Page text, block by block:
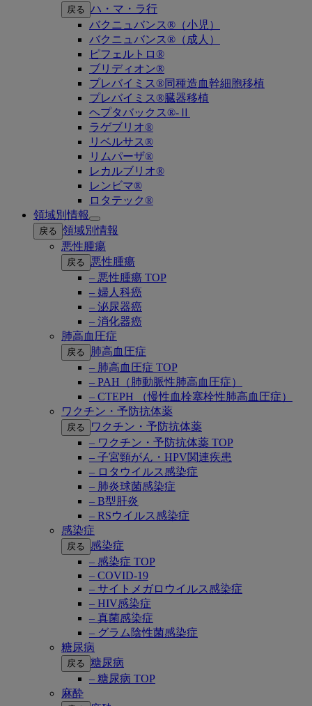
戻る ハ・マ・ラ行
バクニュバンス®（小児）
バクニュバンス®（成人）
ピフェルトロ®
ブリディオン®
プレバイミス®同種造血幹細胞移植
プレバイミス®臓器移植
ヘプタバックス®-Ⅱ
ラゲブリオ®
リベルサス®
リムパーザ®
レカルブリオ®
レンビマ®
ロタテック®
領域別情報
Open
submenu
戻る 領域別情報
悪性腫瘍
戻る
悪性腫瘍
– 悪性腫瘍 TOP
– 婦人科癌
– 泌尿器癌
– 消化器癌
肺高血圧症
戻る
肺高血圧症
– 肺高血圧症 TOP
– PAH（肺動脈性肺高血圧症）
– CTEPH （慢性血栓塞栓性肺高血圧症）
ワクチン・予防抗体薬
戻る
ワクチン・予防抗体薬
– ワクチン・予防抗体薬 TOP
– 子宮頸がん・HPV関連疾患
– ロタウイルス感染症
– 肺炎球菌感染症
– B型肝炎
– RSウイルス感染症
感染症
戻る
感染症
– 感染症 TOP
– COVID-19
– サイトメガロウイルス感染症
– HIV感染症
– 真菌感染症
– グラム陰性菌感染症
糖尿病
戻る 糖尿病
– 糖尿病 TOP
麻酔